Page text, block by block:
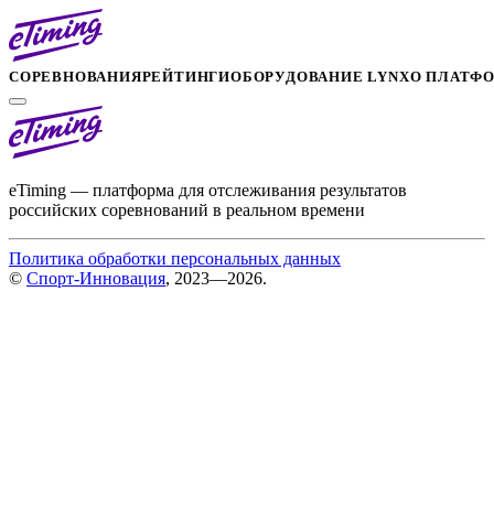
СОРЕВНОВАНИЯРЕЙТИНГИОБОРУДОВАНИЕ LYNXО
eTiming — платформа для отслеживания результатов
российских соревнований в реальном времени
Политика обработки персональных данных
© Спорт-Инновация, 2023—2026.